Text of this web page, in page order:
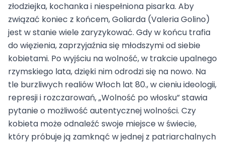
złodziejka, kochanka i niespełniona pisarka. Aby
związać koniec z końcem, Goliarda (Valeria Golino)
jest w stanie wiele zaryzykować. Gdy w końcu trafia
do więzienia, zaprzyjaźnia się młodszymi od siebie
kobietami. Po wyjściu na wolność, w trakcie upalnego
rzymskiego lata, dzięki nim odrodzi się na nowo. Na
tle burzliwych realiów Włoch lat 80., w cieniu ideologii,
represji i rozczarowań, „Wolność po włosku” stawia
pytanie o możliwość autentycznej wolności. Czy
kobieta może odnaleźć swoje miejsce w świecie,
który próbuje ją zamknąć w jednej z patriarchalnych